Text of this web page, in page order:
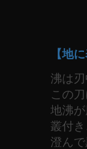
【地
沸は
この
地沸
叢付
澄ん